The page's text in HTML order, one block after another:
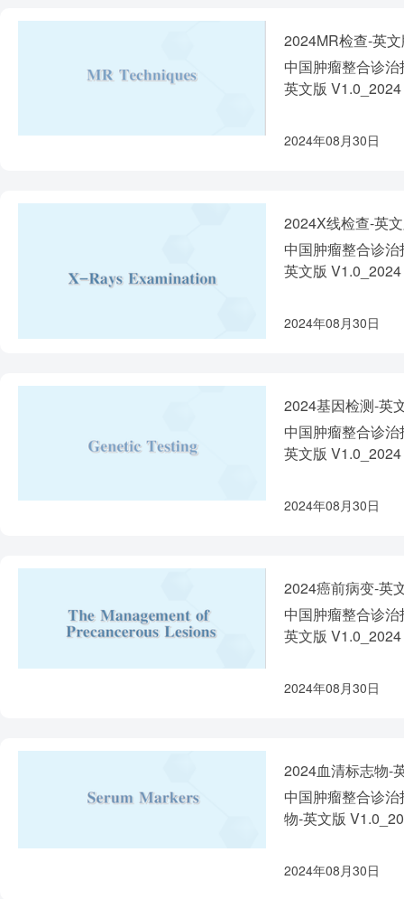
2024MR检查-英
中国肿瘤整合诊
英文版
2024年08月30日
2024X线检查-英
中国肿瘤整合诊
英文版
2024年08月30日
2024基因检测-英
中国肿瘤整合诊
英文版
2024年08月30日
2024癌前病变-英
中国肿瘤整合诊
英文版
2024年08月30日
2024血清标志物-
中国肿瘤整合诊
物-英文版
2024年08月30日